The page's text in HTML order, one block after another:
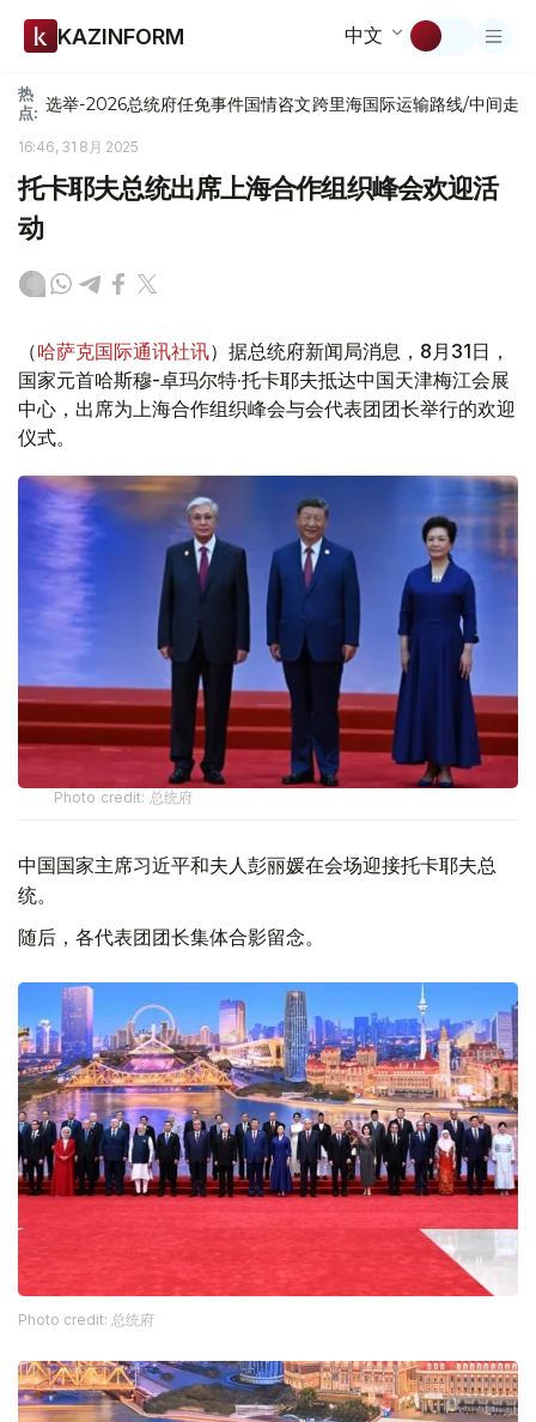
KAZINFORM 中文
热
点: 选举-2026总统府任免事件国情咨文跨里海国际运输路线/中间走廊
16:46, 31 8月 2025
托卡耶夫总统出席上海合作组织峰会欢迎活
动
（哈萨克国际通讯社讯）据总统府新闻局消息，8月31日，
国家元首哈斯穆-卓玛尔特·托卡耶夫抵达中国天津梅江会展
中心，出席为上海合作组织峰会与会代表团团长举行的欢迎
仪式。
Photo credit: 总统府
中国国家主席习近平和夫人彭丽媛在会场迎接托卡耶夫总
统。
随后，各代表团团长集体合影留念。
Photo credit: 总统府